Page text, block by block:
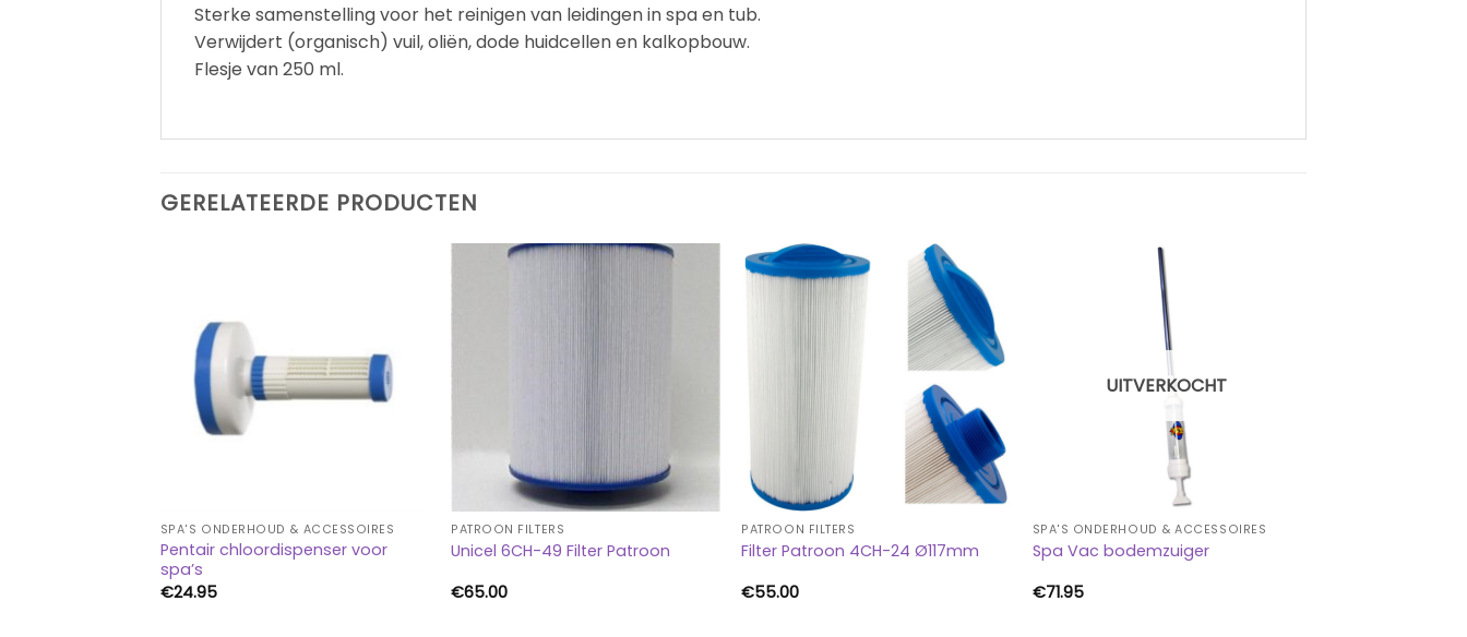
Sterke samenstelling voor het reinigen van leidingen in spa en tub.
Verwijdert (organisch) vuil, oliën, dode huidcellen en kalkopbouw.
Flesje van 250 ml.
GERELATEERDE PRODUCTEN
SPA'S ONDERHOUD & ACCESSOIRES
Pentair chloordispenser voor
spa’s
€24.95
PATROON FILTERS
Unicel 6CH-49 Filter Patroon
€65.00
PATROON FILTERS
Filter Patroon 4CH-24 Ø117mm
€55.00
UITVERKOCHT
SPA'S ONDERHOUD & ACCESSOIRES
Spa Vac bodemzuiger
€71.95